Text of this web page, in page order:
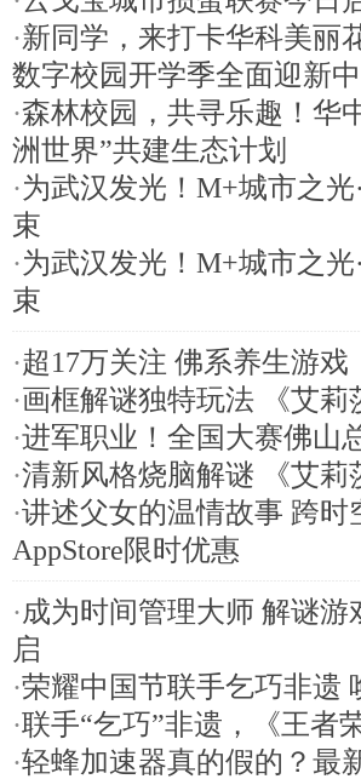
·新同学，来打卡华科美丽
数字校园开学季全面迎新中
·森林校园，共寻乐趣！华
洲世界”共建生态计划
·为武汉发光！M+城市之
束
·为武汉发光！M+城市之
束
·超17万关注 佛系养生游
·画框解谜独特玩法 《艾莉
·进军职业！全国大赛佛山
·清新风格烧脑解谜 《艾莉
·讲述父女的温情故事 跨
AppStore限时优惠
·成为时间管理大师 解谜游
启
·荣耀中国节联手乞巧非遗
·联手“乞巧”非遗，《王者
·轻蜂加速器真的假的？最